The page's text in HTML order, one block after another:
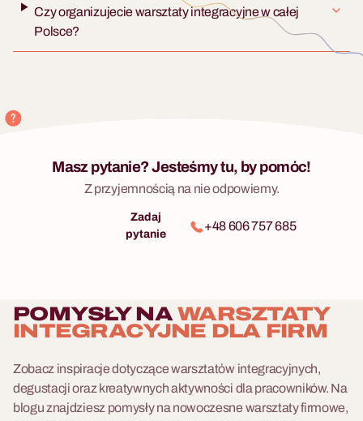
Czy organizujecie warsztaty integracyjne w całej
Polsce?
Masz pytanie? Jesteśmy tu, by pomóc!
Z przyjemnością na nie odpowiemy.
Zadaj
pytanie
+48 606 757 685
POMYSŁY NAWARSZTATY
INTEGRACYJNE DLA FIRM
Zobacz inspiracje dotyczące warsztatów integracyjnych,
degustacji oraz kreatywnych aktywności dla pracowników. Na
blogu znajdziesz pomysły na nowoczesne warsztaty firmowe,